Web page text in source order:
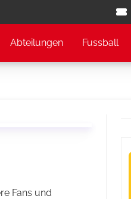
Abteilungen Fussball
Fans und